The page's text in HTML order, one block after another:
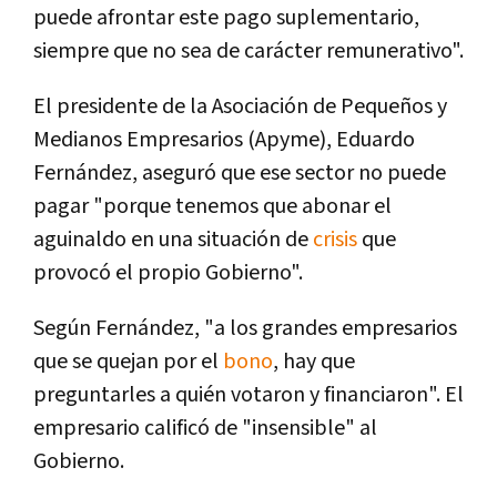
puede afrontar este pago suplementario,
siempre que no sea de carácter remunerativo".
El presidente de la Asociación de Pequeños y
Medianos Empresarios (Apyme), Eduardo
Fernández, aseguró que ese sector no puede
pagar "porque tenemos que abonar el
aguinaldo en una situación decrisisque
provocó el propio Gobierno".
Según Fernández, "a los grandes empresarios
que se quejan por el bono, hay que
preguntarles a quién votaron y financiaron". El
empresario calificó de "insensible" al
Gobierno.